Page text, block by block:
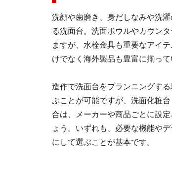
洗顔や歯磨き、身だしなみや洗
る洗面台。洗面ボウルやカウン
ますが、水栓金具も重要なアイ
けでなく海外製品も豊富に揃って
造作で洗面台をプランニングす
ぶことが可能ですが、洗面化粧
合は、メーカーや商品ごとに設
ょう。いずれも、必要な機能や
にして選ぶことが基本です。